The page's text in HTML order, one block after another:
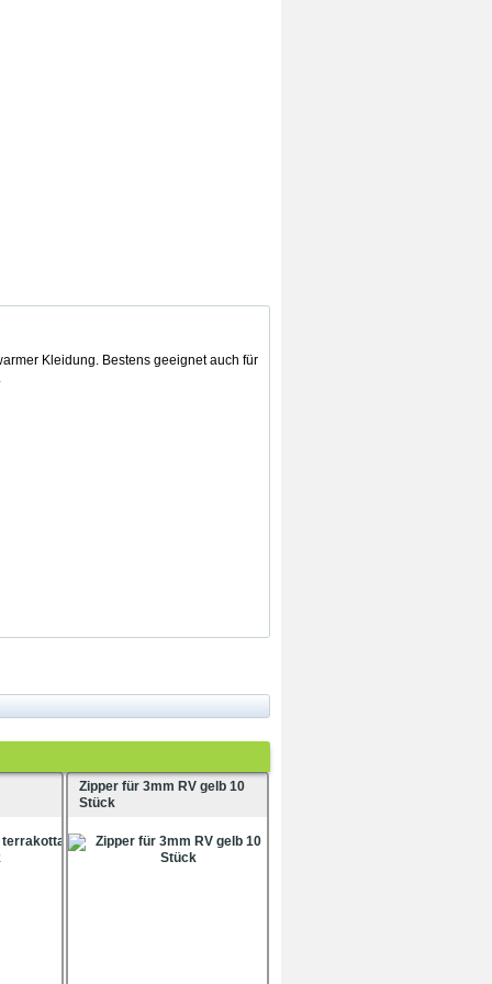
Kleidung. Bestens geeignet auch für
Zipper für 3mm RV gelb 10
Stück